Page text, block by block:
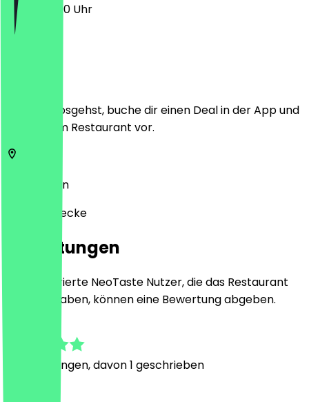
12:30 - 23:00 Uhr
Bevor du losgehst, buche dir einen Deal in der App und
zeige ihn im Restaurant vor.
Berlin
Planufer 1 ecke
Bewertungen
Nur registrierte NeoTaste Nutzer, die das Restaurant
besucht haben, können eine Bewertung abgeben.
Bewertungen, davon 1 geschrieben